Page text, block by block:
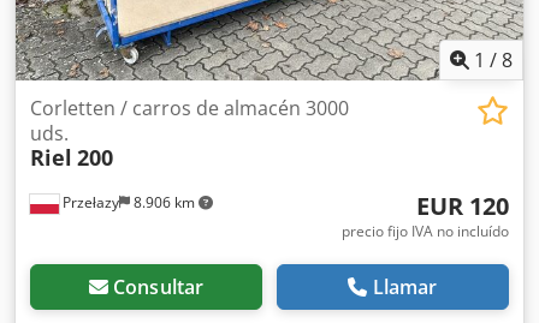
1 /8
Przełazy 8.906 km
Corletten / carros de almacén 3000
uds.
Riel 200
EUR 120
precio fijo IVA no incluído
Consultar Llamar